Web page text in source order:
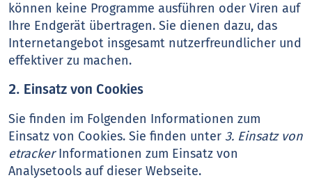
können keine Programme ausführen oder Viren auf
Ihre Endgerät übertragen. Sie dienen dazu, das
Internetangebot insgesamt nutzerfreundlicher und
effektiver zu machen.
2. Einsatz von Cookies
Sie finden im Folgenden Informationen zum
Einsatz von Cookies. Sie finden unter3. Einsatz von
etrackerInformationen zum Einsatz von
Analysetools auf dieser Webseite.